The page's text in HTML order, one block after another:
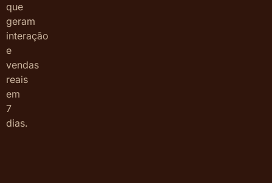
que
geram
interação
e
vendas
reais
em
7
dias.